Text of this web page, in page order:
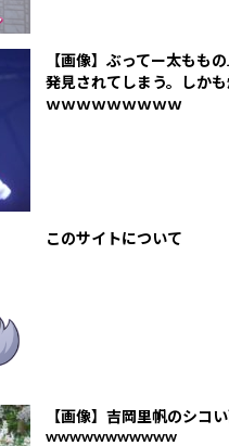
【画像】ぶってー太もも
発見されてしまう。しか
ｗｗｗｗｗｗｗｗｗ
このサイトについて
【画像】吉岡里帆のシコ
wwwwwwwwwww